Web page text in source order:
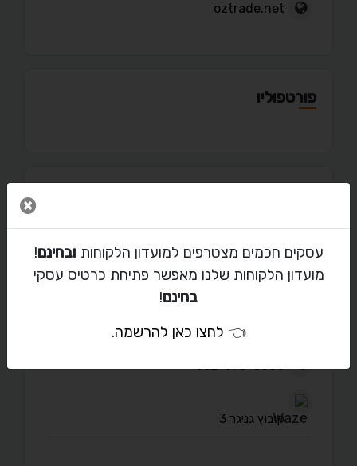
oztrade.net
פורטפוליו
יצירת קשר עם מאיה חדד
oztradem@gmail.com
052-575-8000
קיבוץ גניגר 3
עסקים חכמים מצטרפים למועדון הלקוחות ובחינם!
מועדון הלקוחות שלנו מאפשר פתיחת כרטיס עסקי
בחינם!
👈 לחצו כאן להרשמה.